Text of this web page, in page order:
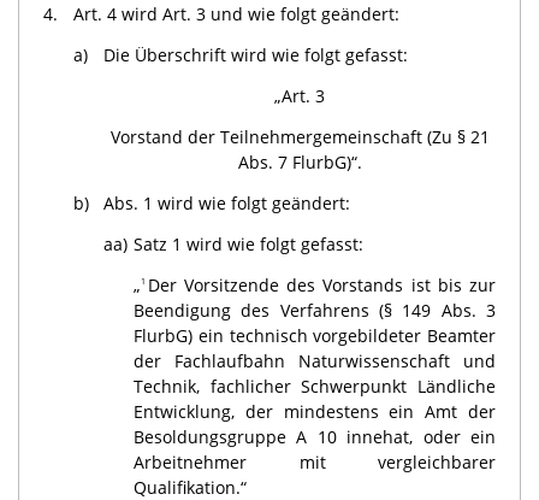
4.
Art. 4 wird Art. 3 und wie folgt geändert:
a)
Die Überschrift wird wie folgt gefasst:
„Art. 3
Vorstand der Teilnehmergemeinschaft (Zu § 21
Abs. 7 FlurbG)“.
b)
Abs. 1 wird wie folgt geändert:
aa) Satz 1 wird wie folgt gefasst:
„ 1 Der Vorsitzende des Vorstands ist bis zur
Beendigung des Verfahrens (§ 149 Abs. 3
FlurbG) ein technisch vorgebildeter Beamter
der Fachlaufbahn Naturwissenschaft und
Technik, fachlicher Schwerpunkt Ländliche
Entwicklung, der mindestens ein Amt der
Besoldungsgruppe A 10 innehat, oder ein
Arbeitnehmer mit vergleichbarer
Qualifikation.“